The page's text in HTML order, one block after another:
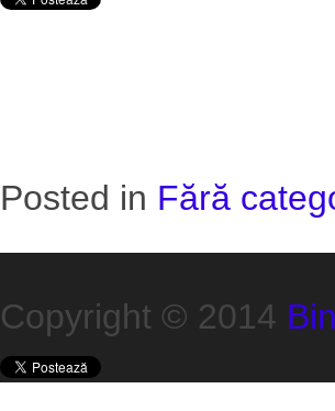
Posted in Fără
Copyright © 2014